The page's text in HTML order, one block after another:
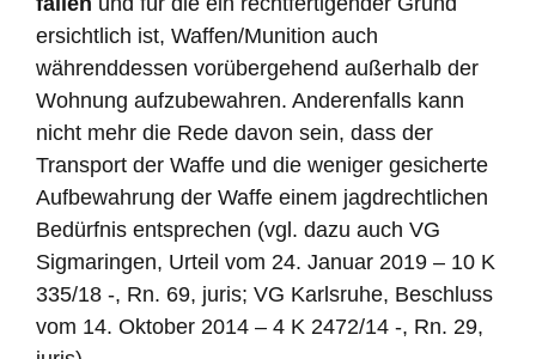
ersichtlich ist, Waffen/Munition auch
währenddessen vorübergehend außerhalb der
Wohnung aufzubewahren. Anderenfalls kann
nicht mehr die Rede davon sein, dass der
Transport der Waffe und die weniger gesicherte
Aufbewahrung der Waffe einem jagdrechtlichen
Bedürfnis entsprechen (vgl. dazu auch VG
Sigmaringen, Urteil vom 24. Januar 2019 – 10 K
335/18 -, Rn. 69, juris; VG Karlsruhe, Beschluss
vom 14. Oktober 2014 – 4 K 2472/14 -, Rn. 29,